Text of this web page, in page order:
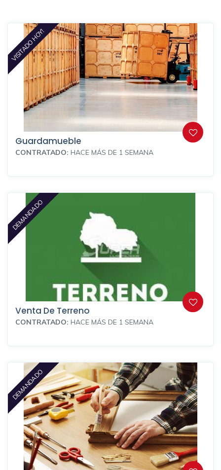
VISITADO HOY!
Guardamueble
CONTRATADO: HACE MÁS DE 1 SEMANA
DEMANDADO
Venta De Terreno
CONTRATADO: HACE MÁS DE 1 SEMANA
DEMANDADO